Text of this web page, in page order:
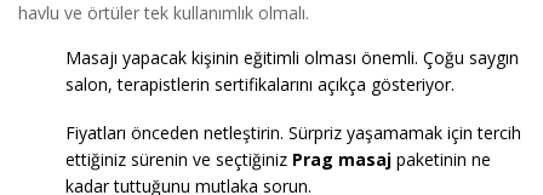
havlu ve örtüler tek kullanımlık olmalı.
Masajı yapacak kişinin eğitimli olması önemli. Çoğu saygın
salon, terapistlerin sertifikalarını açıkça gösteriyor.
Fiyatları önceden netleştirin. Sürpriz yaşamamak için tercih
ettiğiniz sürenin ve seçtiğiniz Prag masaj paketinin ne
kadar tuttuğunu mutlaka sorun.